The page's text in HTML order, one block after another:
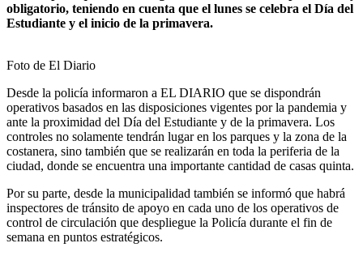
obligatorio, teniendo en cuenta que el lunes se celebra el Día del
Estudiante y el inicio de la primavera.
Foto de El Diario
Desde la policía informaron a EL DIARIO que se dispondrán
operativos basados en las disposiciones vigentes por la pandemia y
ante la proximidad del Día del Estudiante y de la primavera. Los
controles no solamente tendrán lugar en los parques y la zona de la
costanera, sino también que se realizarán en toda la periferia de la
ciudad, donde se encuentra una importante cantidad de casas quinta.
Por su parte, desde la municipalidad también se informó que habrá
inspectores de tránsito de apoyo en cada uno de los operativos de
control de circulación que despliegue la Policía durante el fin de
semana en puntos estratégicos.